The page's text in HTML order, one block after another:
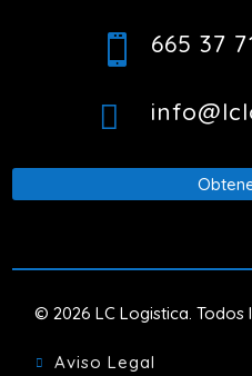
 665 37

© 2026 LC Logistica.
 Aviso Legal